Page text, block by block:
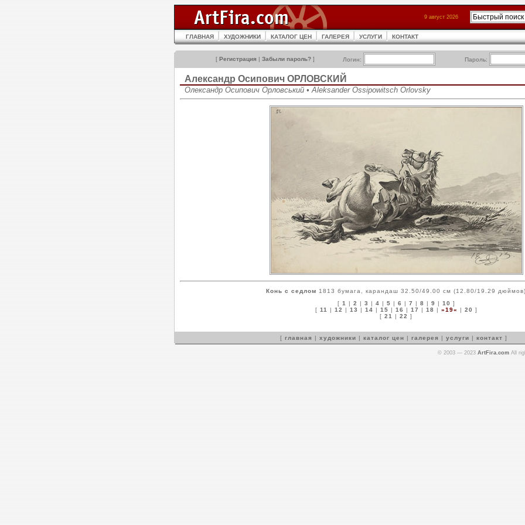
9 август 2026
ГЛАВНАЯ ХУДОЖНИКИ КАТАЛОГ ЦЕН ГАЛЕРЕЯ УСЛУГИ КОНТАКТ
[ Регистрация | Забыли пароль? ] Логин: Пароль:
Александр Осипович ОРЛОВСКИЙ
Олександр Осипович Орловський • Aleksander Ossipowitsch Orlovsky
Конь с седлом 1813 бумага, карандаш 32.50/49.00 см (12.80/19.29 дюймов)
[ 1 | 2 | 3 | 4 | 5 | 6 | 7 | 8 | 9 | 10 ]
[ 11 | 12 | 13 | 14 | 15 | 16 | 17 | 18 | »19« | 20 ]
[ 21 | 22 ]
[ главная | художники | каталог цен | галерея | услуги | контакт ]
© 2003 — 2023 ArtFira.com All